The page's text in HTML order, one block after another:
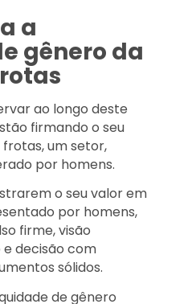
a
gênero da
ao longo deste
firmando o seu
um setor,
por homens.
o seu valor em
por homens,
firme, visão
decisão com
sólidos.
de gênero